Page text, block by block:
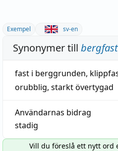
Exempel sv-en
Synonymer till bergfast
fast i berggrunden,
orubblig, starkt övertygad
Användarnas bidrag
stadig
Vill du föreslå ett nytt ord